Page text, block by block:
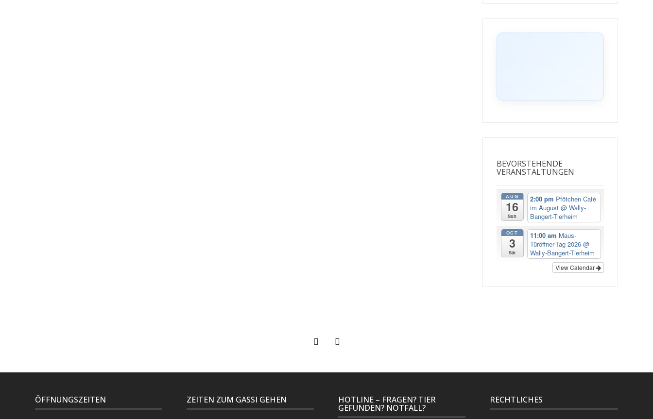
BEVORSTEHENDE
VERANSTALTUNGEN
AUG
16
Sun
2:00 pm Pfötchen Café
im August @ Wally-
Bangert-Tierheim
OCT
3
Sat
11:00 am Maus-
Türöffner-Tag 2026 @
Wally-Bangert-Tierheim
View Calendar
ÖFFNUNGSZEITEN ZEITEN ZUM GASSI GEHEN HOTLINE – FRAGEN? TIER
GEFUNDEN? NOTFALL?
RECHTLICHES